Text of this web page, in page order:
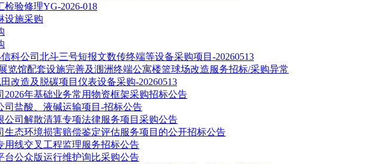
验修理YG-2026-018
设施采购
科公司北斗三号短报文数传终端等设备采购项目-20260513
览馆配套设施完善及涠洲终端公寓楼篮球场改造服务招标/采购异常
改造及脱碳项目仪表设备采购-20260513
2026年基础业务常用物资框架采购招标公告
司盐酸、液碱运输项目-招标公告
公司解散清算专项法律服务项目采购公告
生态环境损害赔偿鉴定评估服务项目的公开招标公告
用线交叉工程监理服务招标公告
台公众版运行维护询比采购公告